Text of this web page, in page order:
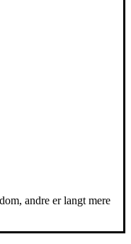
andre er langt mere